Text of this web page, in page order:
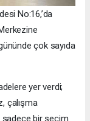
No:16,’da
çok sayıda
yer verdi;
çalışma
sadece bir seçim